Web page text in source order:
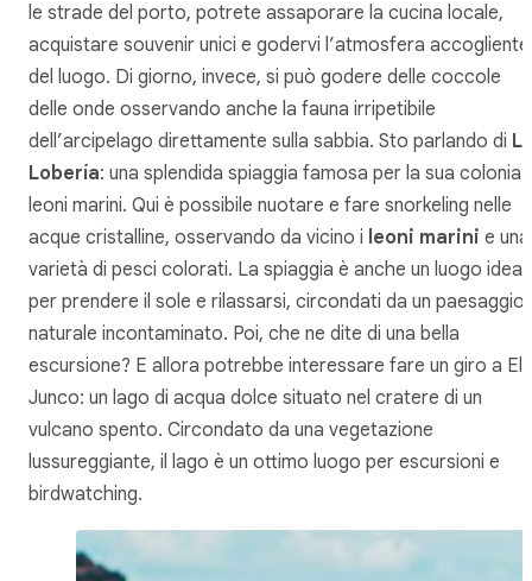
le strade del porto, potrete assaporare la cucina locale,
acquistare souvenir unici e godervi l’atmosfera accogliente
del luogo. Di giorno, invece, si può godere delle coccole
delle onde osservando anche la fauna irripetibile
dell’arcipelago direttamente sulla sabbia. Sto parlando di
Lobería: una splendida spiaggia famosa per la sua colonia
leoni marini. Qui è possibile nuotare e fare snorkeling nelle
acque cristalline, osservando da vicino i leoni marini e una
varietà di pesci colorati. La spiaggia è anche un luogo
per prendere il sole e rilassarsi, circondati da un paesaggio
naturale incontaminato. Poi, che ne dite di una bella
escursione? E allora potrebbe interessare fare un giro a El
Junco: un lago di acqua dolce situato nel cratere di un
vulcano spento. Circondato da una vegetazione
lussureggiante, il lago è un ottimo luogo per escursioni e
birdwatching.